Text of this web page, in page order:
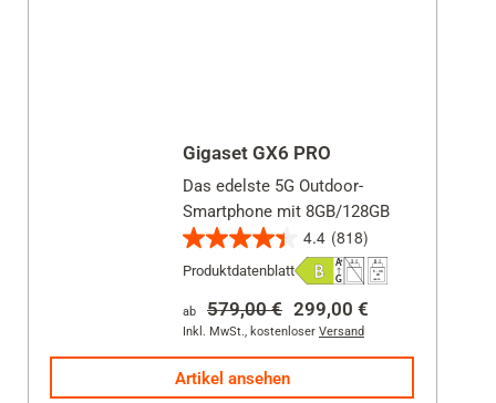
Gigaset GX6 PRO
Das edelste 5G Outdoor-
Smartphone mit 8GB/128GB
4.4 (818)
4.4
von
5
Sternen.
818
Bewertungen
Produktdatenblatt
ab 579,00 € 299,00 €
Inkl. MwSt., kostenloser Versand
Artikel ansehen